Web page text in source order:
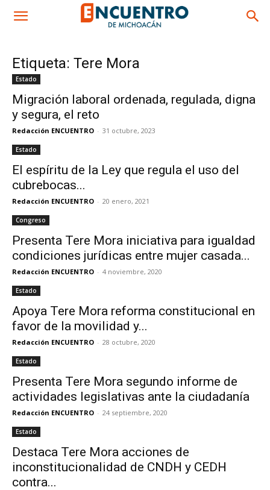
Etiqueta: Tere Mora
Estado
Migración laboral ordenada, regulada, digna
y segura, el reto
Redacción ENCUENTRO - 31 octubre, 2023
Estado
El espíritu de la Ley que regula el uso del
cubrebocas...
Redacción ENCUENTRO - 20 enero, 2021
Congreso
Presenta Tere Mora iniciativa para igualdad
condiciones jurídicas entre mujer casada...
Redacción ENCUENTRO - 4 noviembre, 2020
Estado
Apoya Tere Mora reforma constitucional en
favor de la movilidad y...
Redacción ENCUENTRO - 28 octubre, 2020
Estado
Presenta Tere Mora segundo informe de
actividades legislativas ante la ciudadanía
Redacción ENCUENTRO - 24 septiembre, 2020
Estado
Destaca Tere Mora acciones de
inconstitucionalidad de CNDH y CEDH
contra...